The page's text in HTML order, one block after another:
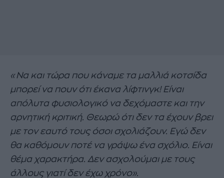
«Να και τώρα που κάναμε τα μαλλιά κοτσίδα
μπορεί να πουν ότι έκανα λίφτινγκ! Είναι
απόλυτα φυσιολογικό να δεχόμαστε και την
αρνητική κριτική. Θεωρώ ότι δεν τα έχουν βρει
με τον εαυτό τους όσοι σχολιάζουν. Εγώ δεν
θα καθόμουν ποτέ να γράψω ένα σχόλιο. Είναι
θέμα χαρακτήρα. Δεν ασχολούμαι με τους
άλλους γιατί δεν έχω χρόνο».